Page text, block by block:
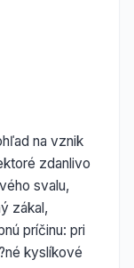
na vznik
zdanlivo
svalu,
zákal,
príčinu: pri
kyslíkové